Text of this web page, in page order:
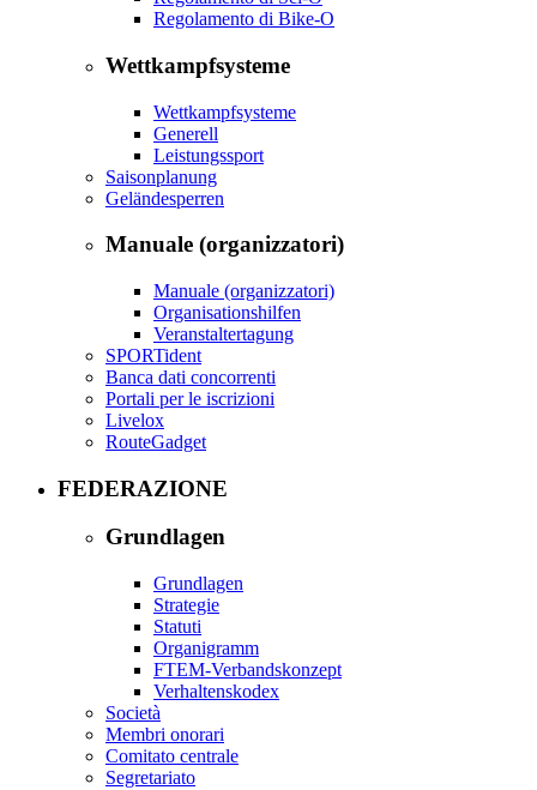
Regolamento di Bike-O
Wettkampfsysteme
Wettkampfsysteme
Generell
Leistungssport
Saisonplanung
Geländesperren
Manuale (organizzatori)
Manuale (organizzatori)
Organisationshilfen
Veranstaltertagung
SPORTident
Banca dati concorrenti
Portali per le iscrizioni
Livelox
RouteGadget
FEDERAZIONE
Grundlagen
Grundlagen
Strategie
Statuti
Organigramm
FTEM-Verbandskonzept
Verhaltenskodex
Società
Membri onorari
Comitato centrale
Segretariato